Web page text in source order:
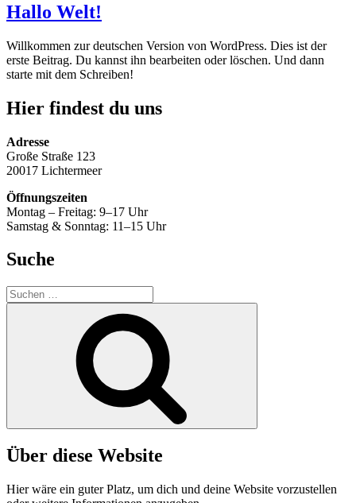
Hallo Welt!
Willkommen zur deutschen Version von WordPress. Dies ist der
erste Beitrag. Du kannst ihn bearbeiten oder löschen. Und dann
starte mit dem Schreiben!
Hier findest du uns
Adresse
Große Straße 123
20017 Lichtermeer
Öffnungszeiten
Montag – Freitag: 9–17 Uhr
Samstag & Sonntag: 11–15 Uhr
Suche
Suche
nach:
Über diese Website
Hier wäre ein guter Platz, um dich und deine Website vorzustellen